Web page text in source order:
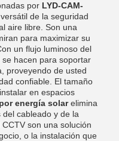
por LYD-CAM-
de la seguridad
aire libre. Son una
para maximizar su
un flujo luminoso del
hacen para soportar
proveyendo de usted
confiable. El tamaño
en espacios
por energía solarelimina
cableado y de la
son una solución
o la instalación que